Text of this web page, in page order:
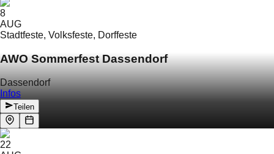
8
AUG
Stadtfeste, Volksfeste, Dorffeste
AWO Sommerfest Dassendorf
Dassendorf
Infos
Teilen
22